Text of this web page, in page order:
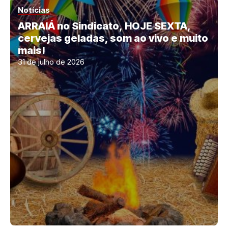
Notícias
ARRAIÁ no Sindicato, HOJE SEXTA,
cervejas geladas, som ao vivo e muito
mais!
31 de julho de 2026